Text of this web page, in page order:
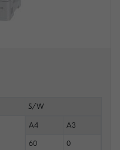
S/W
A4 A3
60 0